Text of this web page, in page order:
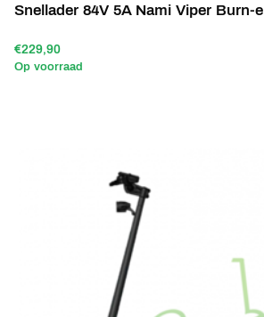
Snellader 84V 5A Nami Viper Burn-e
€229,90
Op voorraad